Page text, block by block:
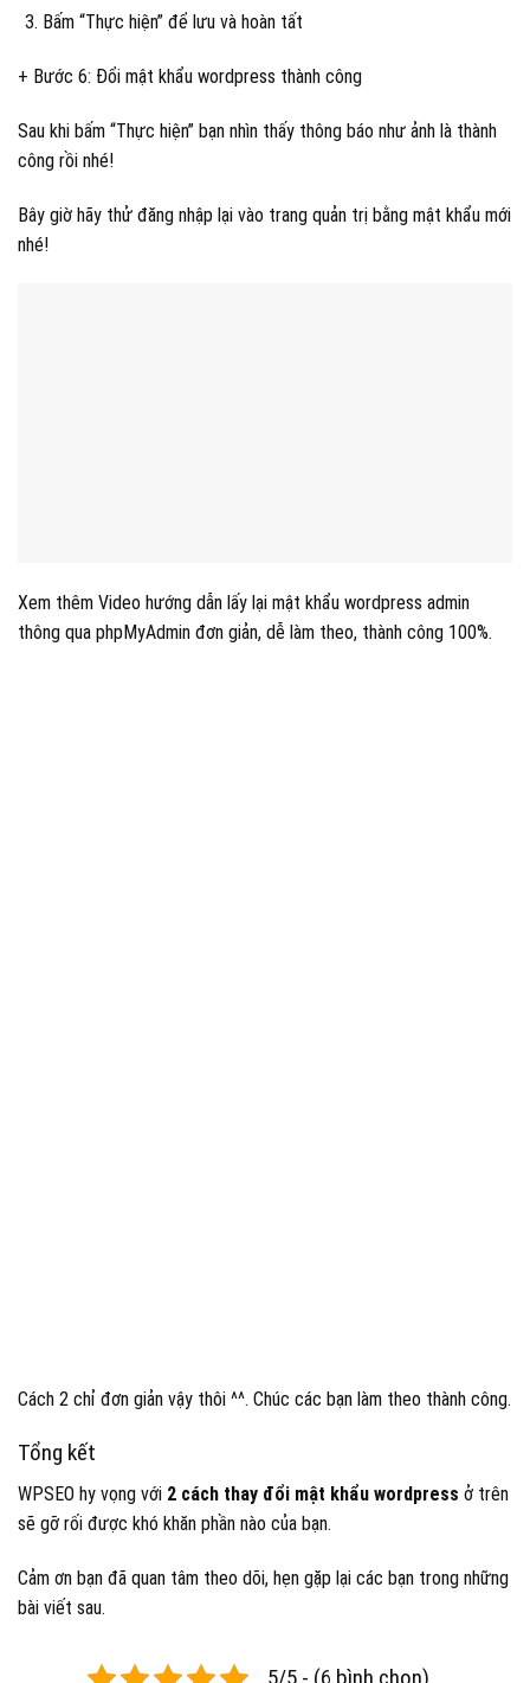
Bấm “Thực hiện” để lưu và hoàn tất
+ Bước 6: Đổi mật khẩu wordpress thành công
Sau khi bấm “Thực hiện” bạn nhìn thấy thông báo như ảnh là thành
công rồi nhé!
Bây giờ hãy thử đăng nhập lại vào trang quản trị bằng mật khẩu mới
nhé!
Xem thêm Video hướng dẫn lấy lại mật khẩu wordpress admin
thông qua phpMyAdmin đơn giản, dễ làm theo, thành công 100%.
Cách 2 chỉ đơn giản vậy thôi ^^. Chúc các bạn làm theo thành công.
Tổng kết
WPSEO hy vọng với 2 cách thay đổi mật khẩu wordpress ở trên
sẽ gỡ rối được khó khăn phần nào của bạn.
Cảm ơn bạn đã quan tâm theo dõi, hẹn gặp lại các bạn trong những
bài viết sau.
5/5 - (6 bình chọn)